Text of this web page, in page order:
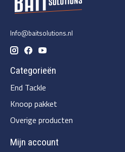
Info@baitsolutions.nl
Categorieën
End Tackle
Knoop pakket
Overige producten
Mijn account